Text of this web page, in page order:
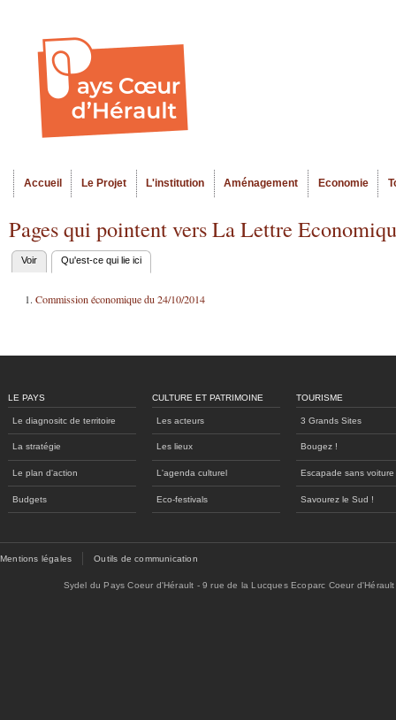
Menu principal
Accueil Le Projet L'institution Aménagement Economie
Pages qui pointent vers La Lettre
Onglets
principaux
Voir Qu'est-ce qui lie ici
Commission économique du 24/10/2014
LE PAYS
Le diagnositc de territoire
La stratégie
Le plan d'action
Budgets
CULTURE ET PATRIMOINE
Les acteurs
Les lieux
L'agenda culturel
Eco-festivals
TOURISME
3 Grands Sites
Bougez !
Escapade sans voiture
Savourez le Sud !
Mentions légales Outils de communication
Sydel du Pays Coeur d'Hérault - 9 rue de la Lucques Ecoparc Coeur